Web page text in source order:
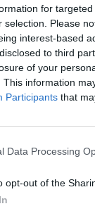
for
selection. Please
interest-based
to third
of your
This information
Participants that
Data Processing
opt-out of the
ketvirtadienį
ministerijai